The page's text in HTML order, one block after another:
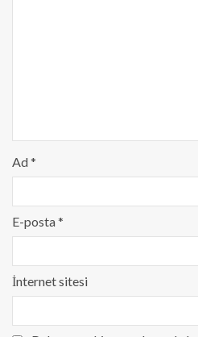
Ad*
E-posta*
İnternet sitesi